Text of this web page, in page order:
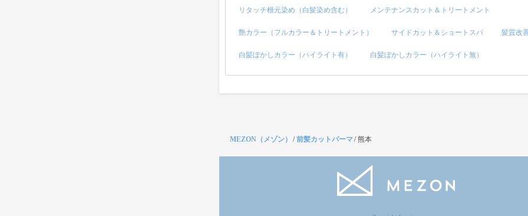
リタッチ根元染め（白髪染め含む） メンテナンスカット＆トリートメント
艶カラー（フルカラー＆トリートメント） サイドカット＆ショートスパ 髪質改
白髪ぼかしカラー（ハイライト有） 白髪ぼかしカラー（ハイライト無）
MEZON（メゾン） /前髪カットパーマ/熊本